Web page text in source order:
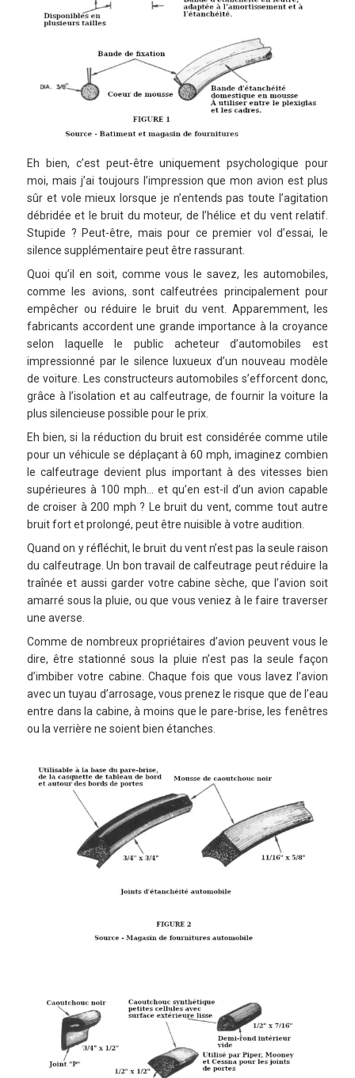
Eh bien, c’est peut-être uniquement psychologique pour
moi, mais j’ai toujours l’impression que mon avion est plus
sûr et vole mieux lorsque je n’entends pas toute l’agitation
débridée et le bruit du moteur, de l’hélice et du vent relatif.
Stupide ? Peut-être, mais pour ce premier vol d’essai, le
silence supplémentaire peut être rassurant.
Quoi qu’il en soit, comme vous le savez, les automobiles,
comme les avions, sont calfeutrées principalement pour
empêcher ou réduire le bruit du vent. Apparemment, les
fabricants accordent une grande importance à la croyance
selon laquelle le public acheteur d’automobiles est
impressionné par le silence luxueux d’un nouveau modèle
de voiture. Les constructeurs automobiles s’efforcent donc,
grâce à l’isolation et au calfeutrage, de fournir la voiture la
plus silencieuse possible pour le prix.
Eh bien, si la réduction du bruit est considérée comme utile
pour un véhicule se déplaçant à 60 mph, imaginez combien
le calfeutrage devient plus important à des vitesses bien
supérieures à 100 mph… et qu’en est-il d’un avion capable
de croiser à 200 mph ? Le bruit du vent, comme tout autre
bruit fort et prolongé, peut être nuisible à votre audition.
Quand on y réfléchit, le bruit du vent n’est pas la seule raison
du calfeutrage. Un bon travail de calfeutrage peut réduire la
traînée et aussi garder votre cabine sèche, que l’avion soit
amarré sous la pluie, ou que vous veniez à le faire traverser
une averse.
Comme de nombreux propriétaires d’avion peuvent vous le
dire, être stationné sous la pluie n’est pas la seule façon
d’imbiber votre cabine. Chaque fois que vous lavez l’avion
avec un tuyau d’arrosage, vous prenez le risque que de l’eau
entre dans la cabine, à moins que le pare-brise, les fenêtres
ou la verrière ne soient bien étanches.